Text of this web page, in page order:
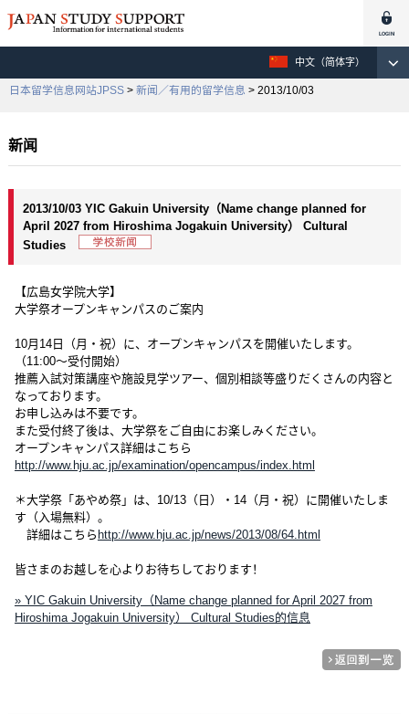
中文（简体字）
日本留学信息网站JPSS > 新闻／有用的留学信息 > 2013/10/03
新闻
2013/10/03 YIC Gakuin University（Name change planned for
April 2027 from Hiroshima Jogakuin University） Cultural
Studies
【広島女学院大学】
大学祭オープンキャンパスのご案内
10月14日（月・祝）に、オープンキャンパスを開催いたします。
（11:00～受付開始）
推薦入試対策講座や施設見学ツアー、個別相談等盛りだくさんの内容と
なっております。
お申し込みは不要です。
また受付終了後は、大学祭をご自由にお楽しみください。
オープンキャンパス詳細はこちら
http://www.hju.ac.jp/examination/opencampus/index.html
＊大学祭「あやめ祭」は、10/13（日）・14（月・祝）に開催いたしま
す（入場無料）。
詳細はこちら http://www.hju.ac.jp/news/2013/08/64.html
皆さまのお越しを心よりお待ちしております！
» YIC Gakuin University（Name change planned for April 2027 from
Hiroshima Jogakuin University） Cultural Studies的信息